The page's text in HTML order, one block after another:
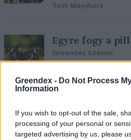
Greendex - Do Not Process
Information
If you wish to opt-out of the sale,
processing of your personal or
targeted advertising by us, please
Tóth Menyhért
Egyre fogy a
Greendex Szemle
klímaaktivistát
Greendex Szemle